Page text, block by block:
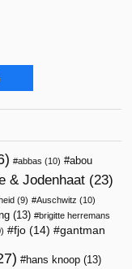
abbas (10)
abou
& Jodenhaat (23)
(9) Auschwitz (10)
(13)
brigitte herremans
fjo (14) gantman
hans knoop (13)